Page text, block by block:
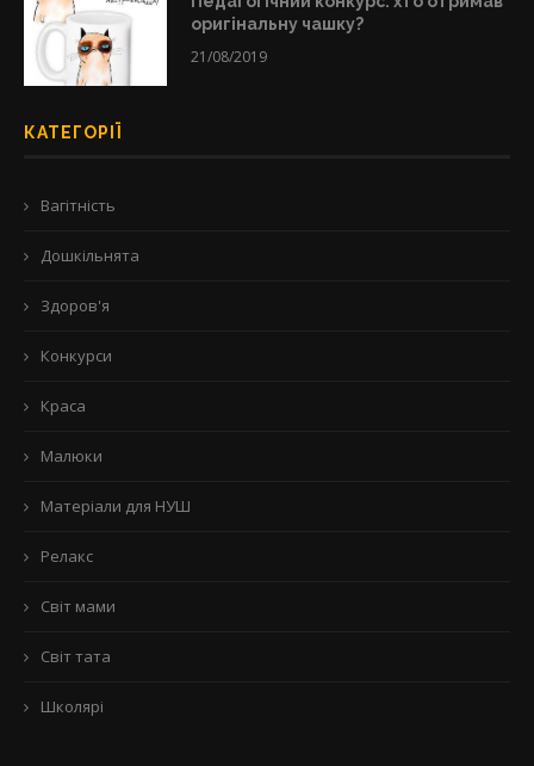
оригінальну чашку?
21/08/2019
КАТЕГОРІЇ
Вагітність
Дошкільнята
Здоров'я
Конкурси
Краса
Малюки
Матеріали для НУШ
Релакс
Світ мами
Світ тата
Школярі